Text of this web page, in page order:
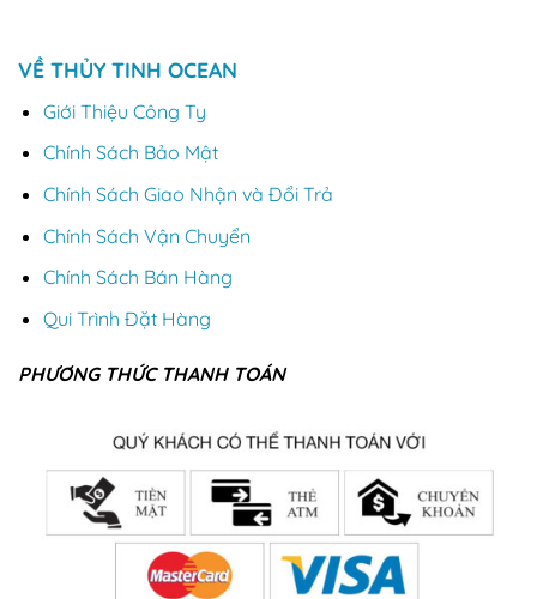
VỀ THỦY TINH OCEAN
Giới Thiệu Công Ty
Chính Sách Bảo Mật
Chính Sách Giao Nhận và Đổi Trả
Chính Sách Vận Chuyển
Chính Sách Bán Hàng
Qui Trình Đặt Hàng
PHƯƠNG THỨC THANH TOÁN